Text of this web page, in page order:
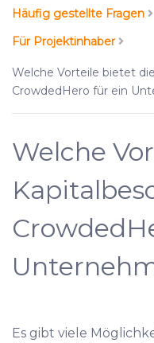
Häufig gestellte Fragen
Für Projektinhaber
Welche Vorteile bietet
CrowdedHero für ein
Welche
Es gibt viele